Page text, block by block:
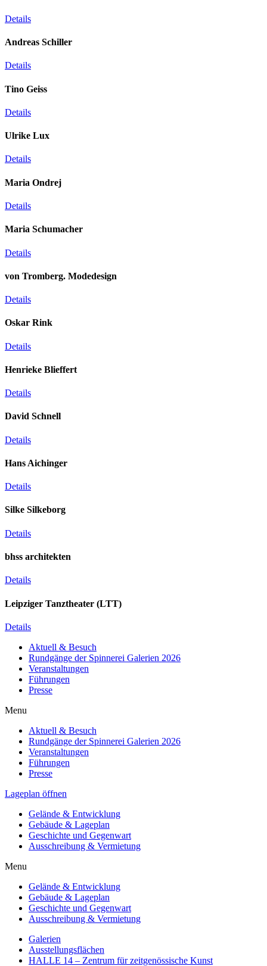
Details
Andreas Schiller
Details
Tino Geiss
Details
Ulrike Lux
Details
Maria Ondrej
Details
Maria Schumacher
Details
von Tromberg. Modedesign
Details
Oskar Rink
Details
Henrieke Blieffert
Details
David Schnell
Details
Hans Aichinger
Details
Silke Silkeborg
Details
bhss architekten
Details
Leipziger Tanztheater (LTT)
Details
Aktuell & Besuch
Rundgänge der Spinnerei Galerien 2026
Veranstaltungen
Führungen
Presse
Menu
Aktuell & Besuch
Rundgänge der Spinnerei Galerien 2026
Veranstaltungen
Führungen
Presse
Lageplan öffnen
Gelände & Entwicklung
Gebäude & Lageplan
Geschichte und Gegenwart
Ausschreibung & Vermietung
Menu
Gelände & Entwicklung
Gebäude & Lageplan
Geschichte und Gegenwart
Ausschreibung & Vermietung
Galerien
Ausstellungsflächen
HALLE 14 – Zentrum für zeitgenössische Kunst